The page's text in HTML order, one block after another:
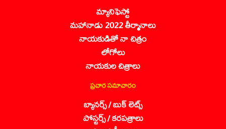
మ్యానిఫెస్టో
మహానాడు 2022 తీర్మానాలు
నాయకుడితో నా చిత్రం
లోగోలు
నాయకుల చిత్రాలు
ప్రచార సమాచారం
బ్యానర్స్ / బుక్ లెట్స్
పోస్టర్స్ / కరపత్రాలు